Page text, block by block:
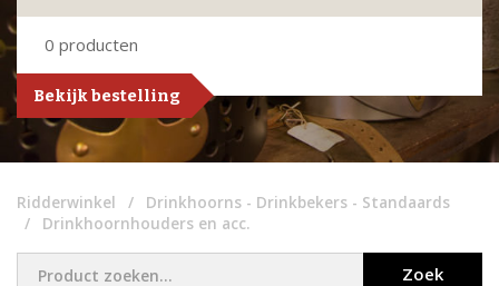
0 producten
Bekijk bestelling
Ridderwinkel
Drinkhoorns - Drinkbekers - Standaards
Drinkhoornhouders en acc.
Zoek